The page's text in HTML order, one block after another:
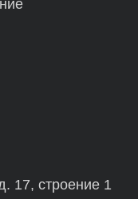
17, строение 1